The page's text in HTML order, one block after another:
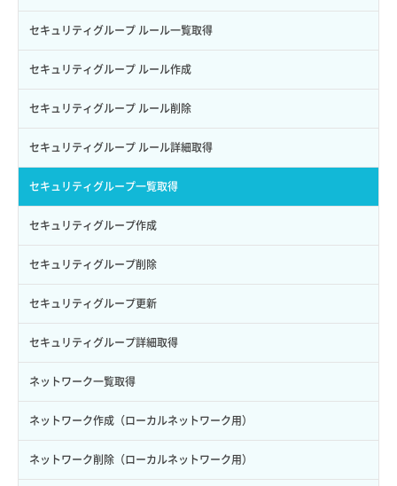
バックアップ詳細取得
ボリュームイメージ保存
ボリュームタイプ一覧取得
ボリュームタイプ詳細取得
ボリューム一覧取得
ボリューム作成
ボリューム削除
ボリューム更新
ボリューム詳細一覧取得
ボリューム詳細取得
自動バックアップ有効化
自動バックアップ無効化
アタッチ済みボリューム一覧
アタッチ済みボリューム詳細取得
コンソールURL発行
サーバーに紐づくアドレス取得
サーバーに紐づくアドレス取得（ネットワーク指定）
サーバーに紐づくセキュリティグループ取得
サーバープラン一覧取得
サーバープラン変更
サーバープラン詳細一覧取得
サーバープラン詳細取得
サーバーメタデータ取得
サーバーメタデータ更新（ネームタグ変更）
セキュリティグループ ルール一覧取得
セキュリティグループ ルール作成
セキュリティグループ ルール削除
セキュリティグループ ルール詳細取得
セキュリティグループ一覧取得
セキュリティグループ作成
セキュリティグループ削除
セキュリティグループ更新
セキュリティグループ詳細取得
ネットワーク一覧取得
ネットワーク作成（ローカルネットワーク用）
ネットワーク削除（ローカルネットワーク用）